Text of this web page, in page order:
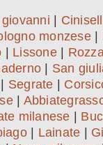
monzese|
Lissone|
San
Segrate
|
milanese
| Lainate